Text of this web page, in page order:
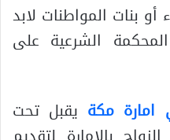
أو بنات المواطنات لابد
الشرعية على
امارة مكة يقبل تحت